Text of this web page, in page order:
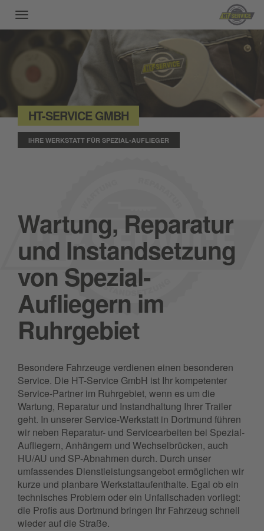
navigation
HT-SERVICE GMBH
IHRE WERKSTATT FÜR SPEZIAL-AUFLIEGER
Wartung, Reparatur
und Instandsetzung
von Spezial-
Aufliegern im
Ruhrgebiet
Besondere Fahrzeuge verdienen einen besonderen
Service. Die HT-Service GmbH ist Ihr kompetenter
Service-Partner im Ruhrgebiet, wenn es um die
Wartung, Reparatur und Instandhaltung Ihrer Trailer
geht. In unserer Service-Werkstatt in Dortmund führen
wir neben Reparatur- und Servicearbeiten bei Spezial-
Aufliegern, Anhängern und Wechselbrücken, auch
HU/AU und SP-Abnahmen durch. Durch unser
umfassendes Dienstleistungsangebot ermöglichen wir
kurze und planbare Werkstattaufenthalte. Egal ob ein
technisches Problem oder ein Unfallschaden vorliegt:
die Profis aus Dortmund bringen Ihr Fahrzeug schnell
wieder auf die Straße.